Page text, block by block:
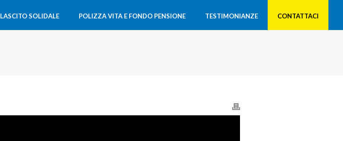
LASCITO SOLIDALE POLIZZA VITA E FONDO PENSIONE TESTIMONIANZE CONTATTACI